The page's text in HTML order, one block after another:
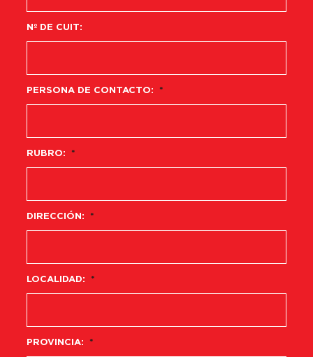
Nº DE CUIT:
PERSONA DE CONTACTO: *
RUBRO: *
DIRECCIÓN: *
LOCALIDAD: *
PROVINCIA: *